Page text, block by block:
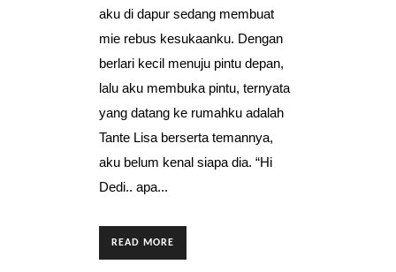
aku di dapur sedang membuat
mie rebus kesukaanku. Dengan
berlari kecil menuju pintu depan,
lalu aku membuka pintu, ternyata
yang datang ke rumahku adalah
Tante Lisa berserta temannya,
aku belum kenal siapa dia. “Hi
Dedi.. apa...
READ MORE